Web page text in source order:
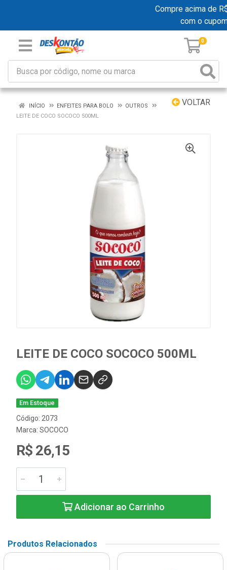
Compre acima de
com o
0
VOLTAR
INÍCIO ENFEITES PARA BOLO
OUTROS
LEITE DE COCO SOCOCO 500ML
LEITE DE COCO SOCOCO 500ML
Em Estoque
Código: 2073
Marca: SOCOCO
R$ 26,15
Adicionar ao Carrinho
Produtos Relacionados